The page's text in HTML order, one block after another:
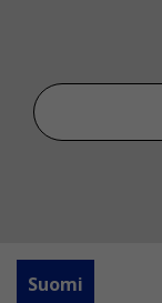
Suomi